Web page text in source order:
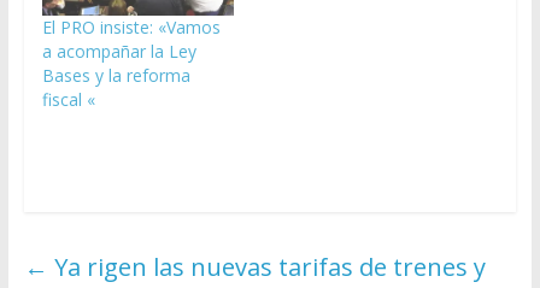
El PRO insiste: «Vamos
a acompañar la Ley
Bases y la reforma
fiscal «
← Ya rigen las nuevas tarifas de trenes y